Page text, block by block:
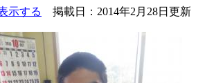
示する 掲載日：2014年2月28日更新